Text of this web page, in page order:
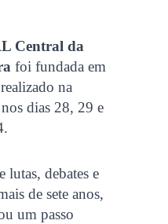
Central da
foi fundada em
na
dias 28, 29 e
lutas, debates e
de sete anos,
um passo